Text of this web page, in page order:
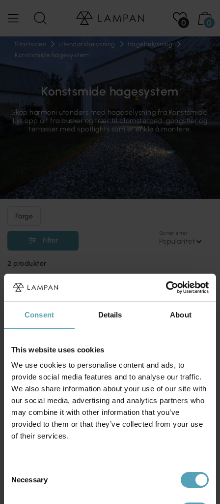
Consent Details About
This website uses cookies
We use cookies to personalise content and ads, to
provide social media features and to analyse our traffic.
We also share information about your use of our site with
our social media, advertising and analytics partners who
may combine it with other information that you’ve
provided to them or that they’ve collected from your use
of their services.
Selection
Necessary
0 0
Startsiden Utendørsbelysning
Hagebelysning
Konstsmide hagesystem
Konstsmide hagesystem
Skap harmoni utendørs med hagebelysning fra Konstsmide.
Lys opp alt fra busker og trær til blomsterbed, gangstier og
terrasser med spotlights som er enkle å montere.
Filter
Farge
Sorter etter
Popularitet
2 produkter
Amalfi Spotlight
Veil. kr 494
TILBUD
Veil. kr 791